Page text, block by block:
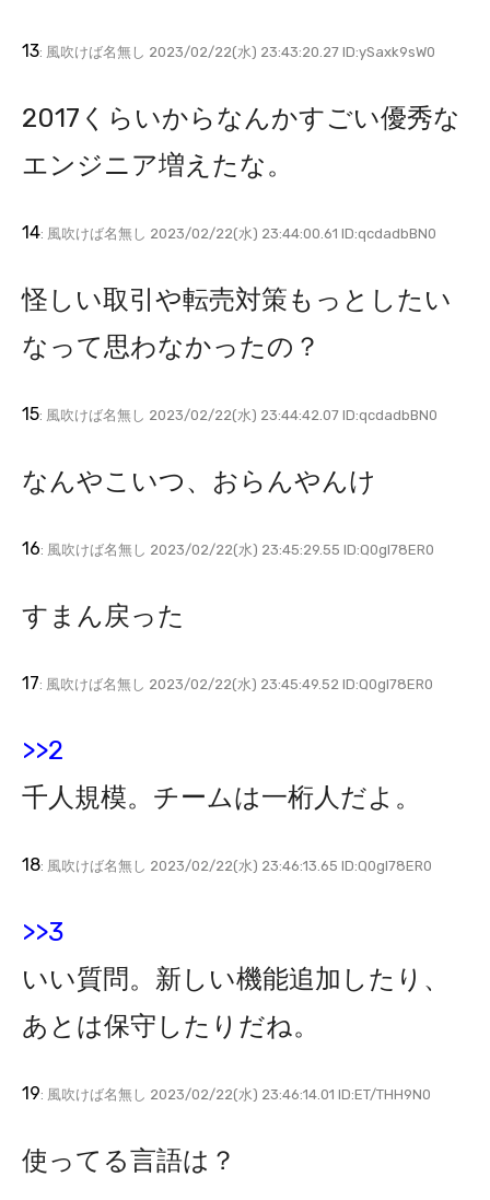
13: 風吹けば名無し 2023/02/22(水) 23:43:20.27 ID:ySaxk9sW0
2017くらいからなんかすごい優秀な
エンジニア増えたな。
14: 風吹けば名無し 2023/02/22(水) 23:44:00.61 ID:qcdadbBN0
怪しい取引や転売対策もっとしたい
なって思わなかったの？
15: 風吹けば名無し 2023/02/22(水) 23:44:42.07 ID:qcdadbBN0
なんやこいつ、おらんやんけ
16: 風吹けば名無し 2023/02/22(水) 23:45:29.55 ID:Q0gl78ER0
すまん戻った
17: 風吹けば名無し 2023/02/22(水) 23:45:49.52 ID:Q0gl78ER0
>>2
千人規模。チームは一桁人だよ。
18: 風吹けば名無し 2023/02/22(水) 23:46:13.65 ID:Q0gl78ER0
>>3
いい質問。新しい機能追加したり、
あとは保守したりだね。
19: 風吹けば名無し 2023/02/22(水) 23:46:14.01 ID:ET/THH9N0
使ってる言語は？